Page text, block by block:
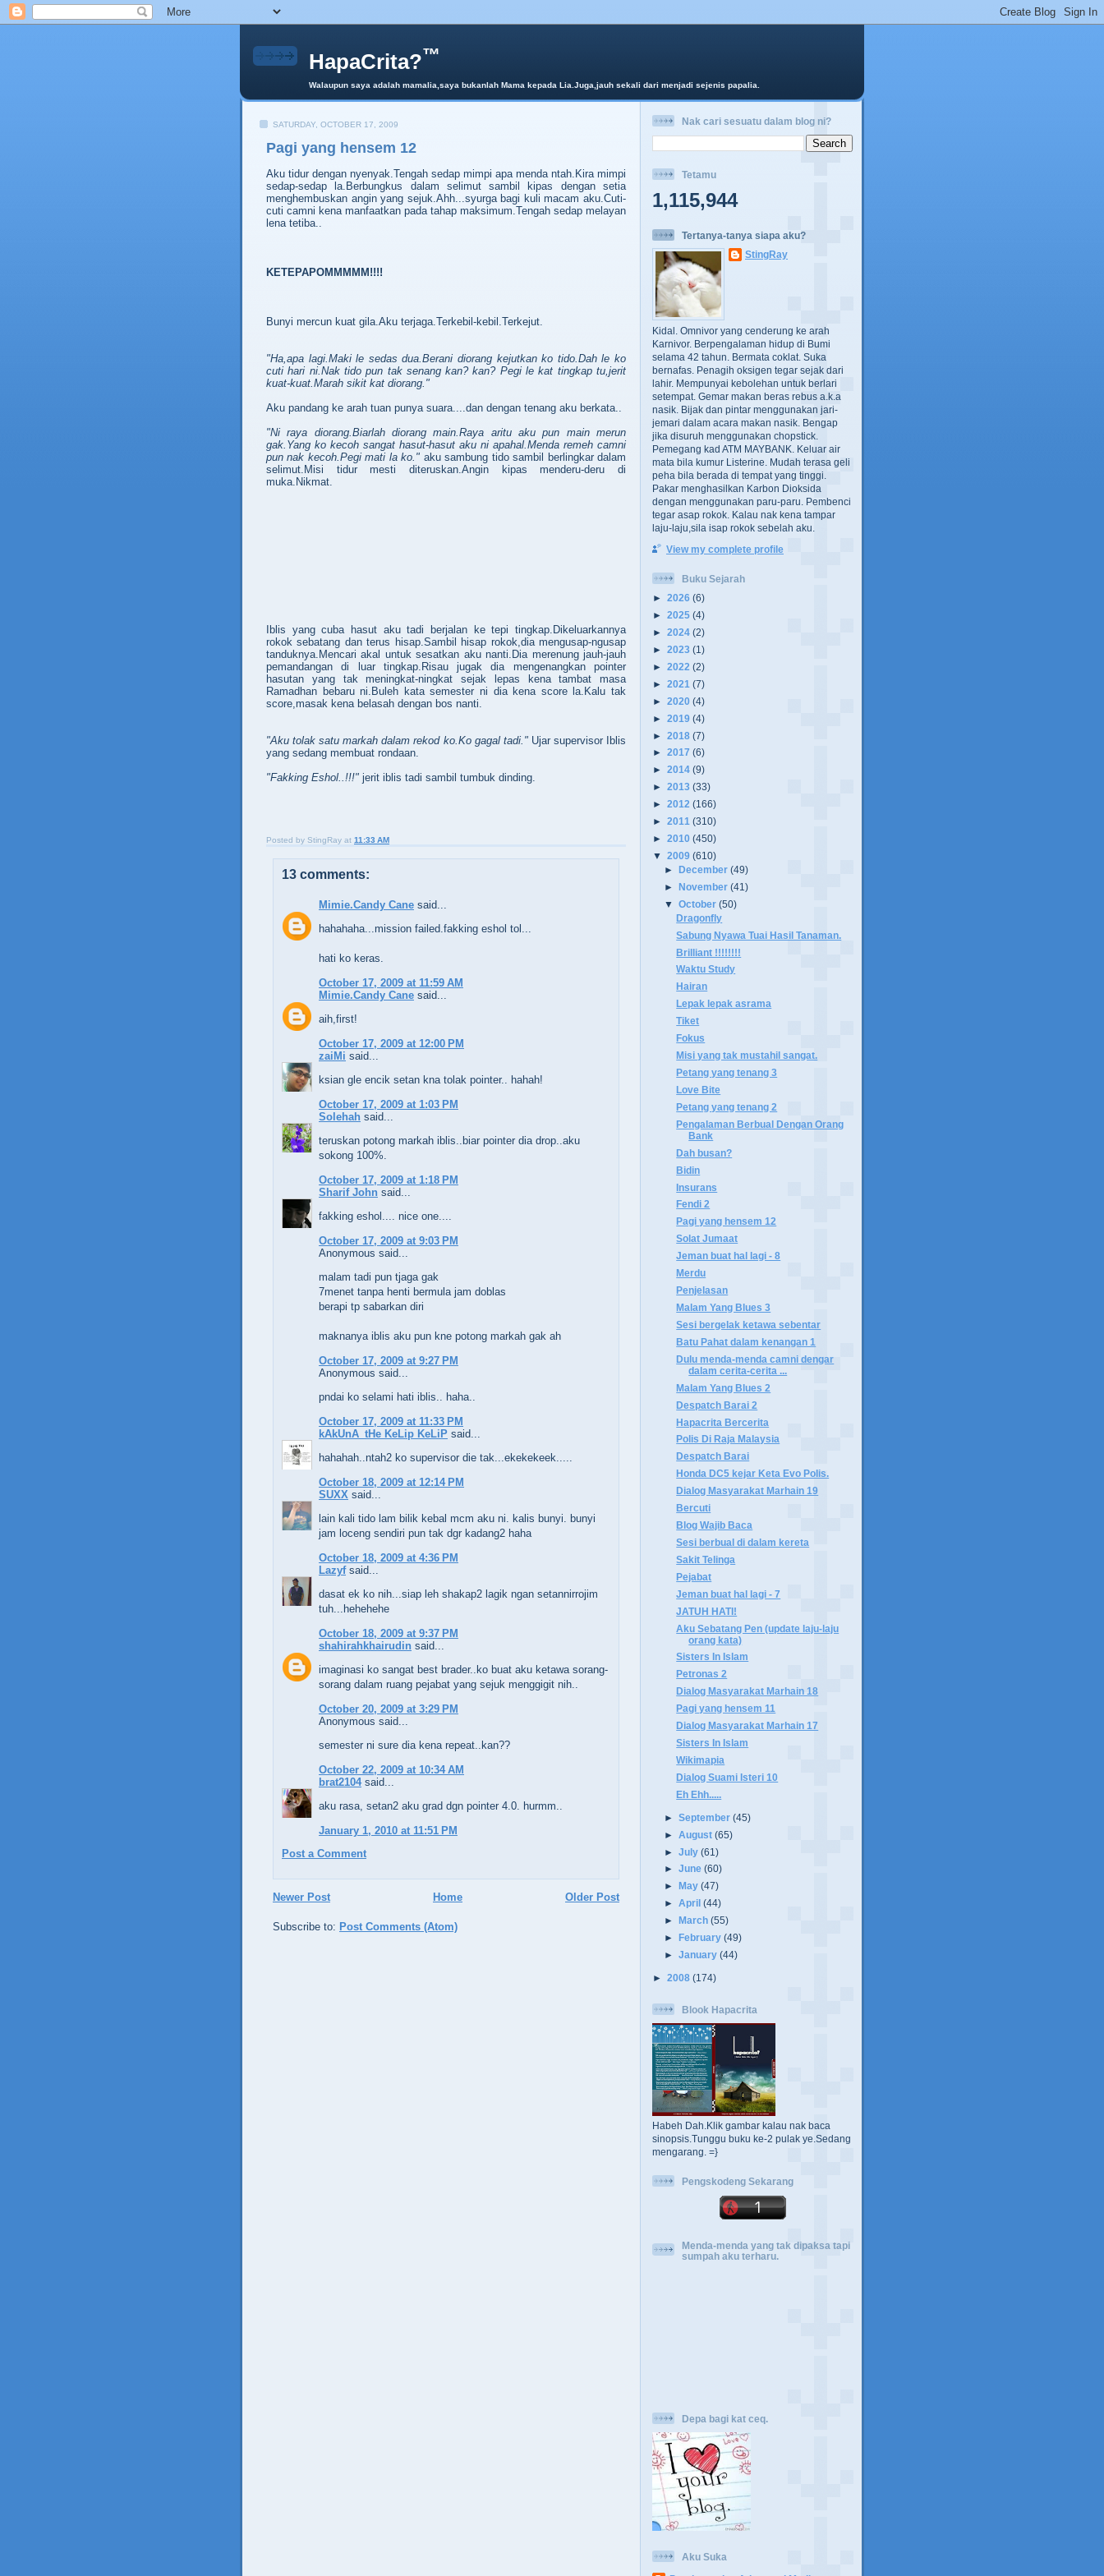
HapaCrita?™
Walaupun saya adalah mamalia,saya bukanlah Mama kepada Lia.Juga,jauh sekali dari menjadi sejenis papalia.
SATURDAY, OCTOBER 17, 2009
Pagi yang hensem 12
Aku tidur dengan nyenyak.Tengah sedap mimpi apa menda ntah.Kira mimpi
sedap-sedap la.Berbungkus dalam selimut sambil kipas dengan setia
menghembuskan angin yang sejuk.Ahh...syurga bagi kuli macam aku.Cuti-
cuti camni kena manfaatkan pada tahap maksimum.Tengah sedap melayan
lena tetiba..
KETEPAPOMMMMM!!!!
Bunyi mercun kuat gila.Aku terjaga.Terkebil-kebil.Terkejut.
"Ha,apa lagi.Maki le sedas dua.Berani diorang kejutkan ko tido.Dah le ko
cuti hari ni.Nak tido pun tak senang kan? kan? Pegi le kat tingkap tu,jerit
kuat-kuat.Marah sikit kat diorang."
Aku pandang ke arah tuan punya suara....dan dengan tenang aku berkata..
"Ni raya diorang.Biarlah diorang main.Raya aritu aku pun main merun
gak.Yang ko kecoh sangat hasut-hasut aku ni apahal.Menda remeh camni
pun nak kecoh.Pegi mati la ko." aku sambung tido sambil berlingkar dalam
selimut.Misi tidur mesti diteruskan.Angin kipas menderu-deru di
muka.Nikmat.
Iblis yang cuba hasut aku tadi berjalan ke tepi tingkap.Dikeluarkannya
rokok sebatang dan terus hisap.Sambil hisap rokok,dia mengusap-ngusap
tanduknya.Mencari akal untuk sesatkan aku nanti.Dia merenung jauh-jauh
pemandangan di luar tingkap.Risau jugak dia mengenangkan pointer
hasutan yang tak meningkat-ningkat sejak lepas kena tambat masa
Ramadhan bebaru ni.Buleh kata semester ni dia kena score la.Kalu tak
score,masak kena belasah dengan bos nanti.
"Aku tolak satu markah dalam rekod ko.Ko gagal tadi." Ujar supervisor Iblis
yang sedang membuat rondaan.
"Fakking Eshol..!!!" jerit iblis tadi sambil tumbuk dinding.
Posted by StingRay at 11:33 AM
13 comments:
Mimie.Candy Cane said...
hahahaha...mission failed.fakking eshol tol...
hati ko keras.
October 17, 2009 at 11:59 AM
Mimie.Candy Cane said...
aih,first!
October 17, 2009 at 12:00 PM
zaiMi said...
ksian gle encik setan kna tolak pointer.. hahah!
October 17, 2009 at 1:03 PM
Solehah said...
teruskan potong markah iblis..biar pointer dia drop..aku
sokong 100%.
October 17, 2009 at 1:18 PM
Sharif John said...
fakking eshol.... nice one....
October 17, 2009 at 9:03 PM
Anonymous said...
malam tadi pun tjaga gak
7menet tanpa henti bermula jam doblas
berapi tp sabarkan diri
maknanya iblis aku pun kne potong markah gak ah
October 17, 2009 at 9:27 PM
Anonymous said...
pndai ko selami hati iblis.. haha..
October 17, 2009 at 11:33 PM
kAkUnA_tHe KeLip KeLiP said...
hahahah..ntah2 ko supervisor die tak...ekekekeek.....
October 18, 2009 at 12:14 PM
SUXX said...
lain kali tido lam bilik kebal mcm aku ni. kalis bunyi. bunyi
jam loceng sendiri pun tak dgr kadang2 haha
October 18, 2009 at 4:36 PM
Lazyfsaid...
dasat ek ko nih...siap leh shakap2 lagik ngan setannirrojim
tuh...hehehehe
October 18, 2009 at 9:37 PM
shahirahkhairudin said...
imaginasi ko sangat best brader..ko buat aku ketawa sorang-
sorang dalam ruang pejabat yang sejuk menggigit nih..
October 20, 2009 at 3:29 PM
Anonymous said...
semester ni sure dia kena repeat..kan??
October 22, 2009 at 10:34 AM
brat2104said...
aku rasa, setan2 aku grad dgn pointer 4.0. hurmm..
January 1, 2010 at 11:51 PM
Post a Comment
Newer Post Older Post
Home
Subscribe to: Post Comments (Atom)
Nak cari sesuatu dalam blog ni?
Tetamu
1,115,944
Tertanya-tanya siapa aku?
StingRay
Kidal. Omnivor yang cenderung ke arah
Karnivor. Berpengalaman hidup di Bumi
selama 42 tahun. Bermata coklat. Suka
bernafas. Penagih oksigen tegar sejak dari
lahir. Mempunyai kebolehan untuk berlari
setempat. Gemar makan beras rebus a.k.a
nasik. Bijak dan pintar menggunakan jari-
jemari dalam acara makan nasik. Bengap
jika disuruh menggunakan chopstick.
Pemegang kad ATM MAYBANK. Keluar air
mata bila kumur Listerine. Mudah terasa geli
peha bila berada di tempat yang tinggi.
Pakar menghasilkan Karbon Dioksida
dengan menggunakan paru-paru. Pembenci
tegar asap rokok. Kalau nak kena tampar
laju-laju,sila isap rokok sebelah aku.
View my complete profile
Buku Sejarah
► 2026 (6)
► 2025 (4)
► 2024 (2)
► 2023 (1)
► 2022 (2)
► 2021 (7)
► 2020 (4)
► 2019 (4)
► 2018 (7)
► 2017 (6)
► 2014 (9)
► 2013 (33)
► 2012 (166)
► 2011 (310)
► 2010 (450)
▼ 2009 (610)
►December(49)
►November(41)
▼October(50)
Dragonfly
Sabung Nyawa Tuai Hasil Tanaman.
Brilliant !!!!!!!!
Waktu Study
Hairan
Lepak lepak asrama
Tiket
Fokus
Misi yang tak mustahil sangat.
Petang yang tenang 3
Love Bite
Petang yang tenang 2
Pengalaman Berbual Dengan Orang
Bank
Dah busan?
Bidin
Insurans
Fendi 2
Pagi yang hensem 12
Solat Jumaat
Jeman buat hal lagi - 8
Merdu
Penjelasan
Malam Yang Blues 3
Sesi bergelak ketawa sebentar
Batu Pahat dalam kenangan 1
Dulu menda-menda camni dengar
dalam cerita-cerita ...
Malam Yang Blues 2
Despatch Barai 2
Hapacrita Bercerita
Polis Di Raja Malaysia
Despatch Barai
Honda DC5 kejar Keta Evo Polis.
Dialog Masyarakat Marhain 19
Bercuti
Blog Wajib Baca
Sesi berbual di dalam kereta
Sakit Telinga
Pejabat
Jeman buat hal lagi - 7
JATUH HATI!
Aku Sebatang Pen (update laju-laju
orang kata)
Sisters In Islam
Petronas 2
Dialog Masyarakat Marhain 18
Pagi yang hensem 11
Dialog Masyarakat Marhain 17
Sisters In Islam
Wikimapia
Dialog Suami Isteri 10
Eh Ehh.....
►September(45)
►August(65)
►July(61)
►June(60)
►
May(47)
►April(44)
►
March(55)
►
February(49)
►January(44)
► 2008 (174)
Blook Hapacrita
Habeh Dah.Klik gambar kalau nak baca
sinopsis.Tunggu buku ke-2 pulak ye.Sedang
mengarang. =}
Pengskodeng Sekarang
Menda-menda yang tak dipaksa tapi
sumpah aku terharu.
Depa bagi kat ceq.
Aku Suka